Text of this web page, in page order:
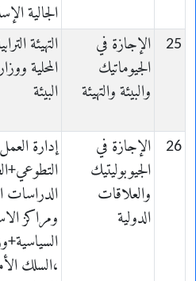
الجالية
25
الإجازة في
الجيوماتيك
والبيئة والتهيئة
التهيئة
المحلية
البيئة
26
الإجازة في
الجيوبوليتيك
والعلاقات
الدولية
إدارة العمل
الدراسات
ومراكز
،السلك